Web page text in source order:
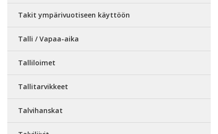
Takit ympärivuotiseen käyttöön
Talli / Vapaa-aika
Talliloimet
Tallitarvikkeet
Talvihanskat